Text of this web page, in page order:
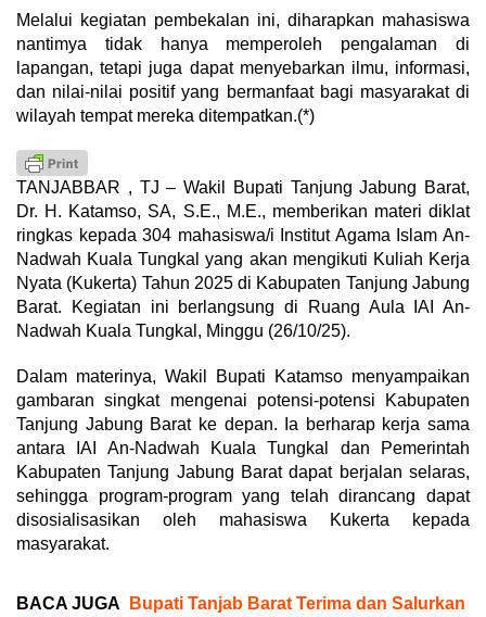
Melalui kegiatan pembekalan ini, diharapkan mahasiswa
nantimya tidak hanya memperoleh pengalaman di
lapangan, tetapi juga dapat menyebarkan ilmu, informasi,
dan nilai-nilai positif yang bermanfaat bagi masyarakat di
wilayah tempat mereka ditempatkan.(*)
TANJABBAR , TJ – Wakil Bupati Tanjung Jabung Barat,
Dr. H. Katamso, SA, S.E., M.E., memberikan materi diklat
ringkas kepada 304 mahasiswa/i Institut Agama Islam An-
Nadwah Kuala Tungkal yang akan mengikuti Kuliah Kerja
Nyata (Kukerta) Tahun 2025 di Kabupaten Tanjung Jabung
Barat. Kegiatan ini berlangsung di Ruang Aula IAI An-
Nadwah Kuala Tungkal, Minggu (26/10/25).
Dalam materinya, Wakil Bupati Katamso menyampaikan
gambaran singkat mengenai potensi-potensi Kabupaten
Tanjung Jabung Barat ke depan. Ia berharap kerja sama
antara IAI An-Nadwah Kuala Tungkal dan Pemerintah
Kabupaten Tanjung Jabung Barat dapat berjalan selaras,
sehingga program-program yang telah dirancang dapat
disosialisasikan oleh mahasiswa Kukerta kepada
masyarakat.
BACA JUGA
Bupati Tanjab Barat Terima dan Salurkan